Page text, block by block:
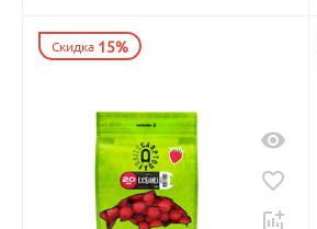
Скидка 15%